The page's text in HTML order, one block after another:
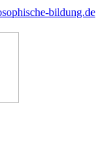
bildung.de